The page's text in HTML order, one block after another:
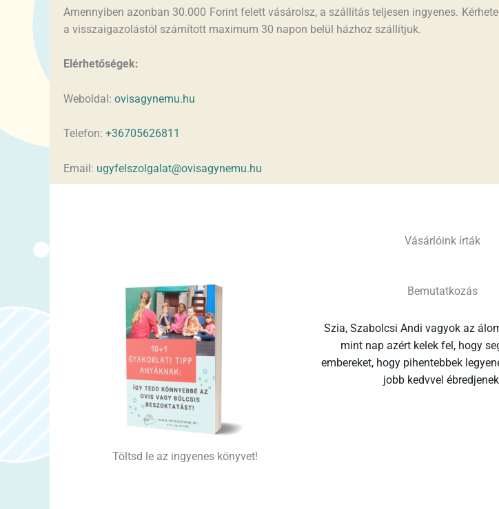
Amennyiben azonban 30.000 Forint felett vásárolsz, a szállítás teljesen ingyenes.
a visszaigazolástól számított maximum 30 napon belül házhoz szállítjuk.
Elérhetőségek:
Weboldal: ovisagynemu.hu
Telefon: +36705626811
Email: ugyfelszolgalat@ovisagynemu.hu
Vásárlóink írták
Töltsd le az ingyenes könyvet!
Bemutatkozás
Szia, Szabolcsi Andi vagyok az
mint nap azért kelek fel, hogy
embereket, hogy pihentebbek
jobb kedvvel